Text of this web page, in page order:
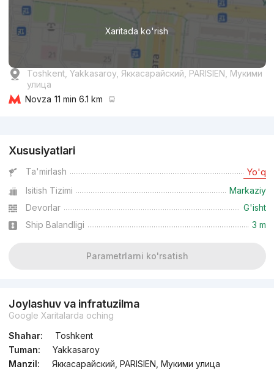
Xaritada ko'rish
Toshkent, Yakkasaroy, Яккасарайский, PARISIEN, Мукими
улица
Novza 11 min 6.1 km
Xususiyatlari
Ta'mirlash Yo'q
Isitish Tizimi
Markaziy
Devorlar
G'isht
Ship Balandligi
3 m
Parametrlarni ko'rsatish
Joylashuv va infratuzilma
Google Xaritalarda oching
Shahar:
Toshkent
Tuman:
Yakkasaroy
Manzil:
Яккасарайский, PARISIEN, Мукими улица